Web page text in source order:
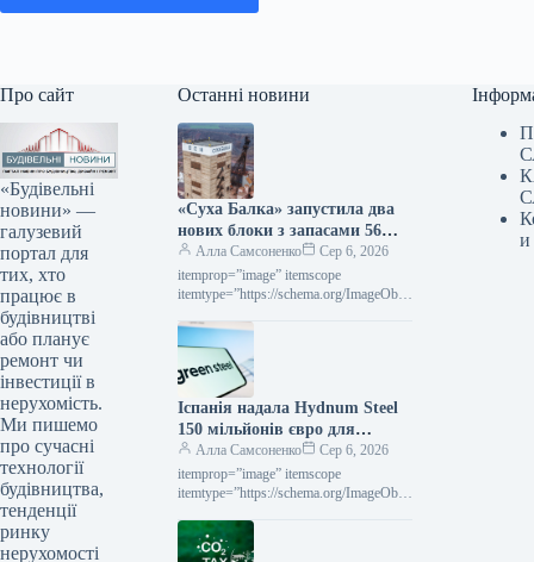
Про сайт
«Будівельні
новини» —
галузевий
портал для
тих, хто
працює в
будівництві
або планує
ремонт чи
інвестиції в
нерухомість.
Ми пишемо
про сучасні
технології
будівництва,
тенденції
ринку
нерухомості
Останні новини
«Суха Балка» запустила два
нових блоки з запасами 56
тис. тонн руди
Алла Самсоненко
Сер 6, 2026
itemprop=”image” itemscope
itemtype=”https://schema.org/ImageObje
Індустрія Суха Балка Роздрукувати
201 06 Серпня 2026 «Суха Балка»
запустила у роботу…
Іспанія надала Hydnum Steel
150 мільйонів євро для
спорудження підприємства з
виробництва екологічно
чистої сталі
Алла Самсоненко
Сер 6, 2026
itemprop=”image” itemscope
itemtype=”https://schema.org/ImageObje
Green Steel Новини Глобальний ринок
Іспанія Роздрукувати 238 06 Серпня
и